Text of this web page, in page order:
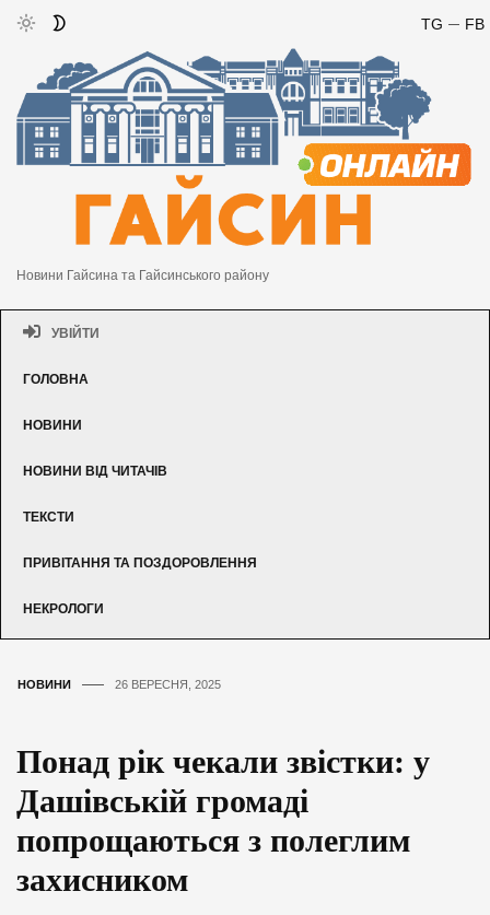
FB
TG
Новини Гайсина та Гайсинського району
УВІЙТИ
ГОЛОВНА
НОВИНИ
НОВИНИ ВІД ЧИТАЧІВ
ТЕКСТИ
ПРИВІТАННЯ ТА ПОЗДОРОВЛЕННЯ
НЕКРОЛОГИ
НОВИНИ 26 ВЕРЕСНЯ, 2025
Понад рік чекали звістки: у
Дашівській громаді
попрощаються з полеглим
захисником